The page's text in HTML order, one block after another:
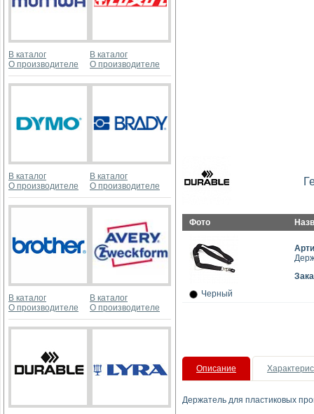
В каталог
О производителе
В каталог
О производителе
В каталог
О производителе
В каталог
О производителе
В каталог
О производителе
В каталог
О производителе
Фото
Черный
Описание
Держатель для пластиковых